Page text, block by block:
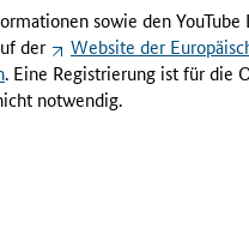
sowie denYouTube
der
Website der
. Eine Registrierung ist für die
notwendig.